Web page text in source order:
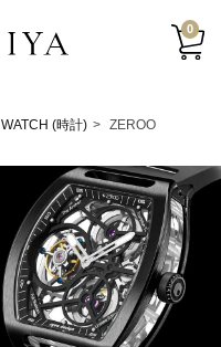
0
WATCH (時計) ZEROO